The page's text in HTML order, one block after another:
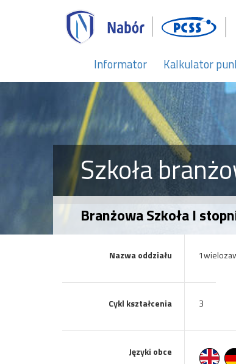
Informator Kalkulator
Szkoła
Branżowa Szkoła I
Nazwa oddziału
Cykl kształcenia 3
Języki obce